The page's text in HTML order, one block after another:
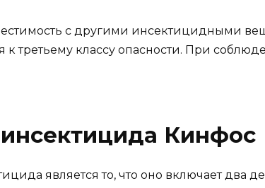
с другими инсектицидными
к третьему классу опасности. При
Кинфос
является то, что оно включает два